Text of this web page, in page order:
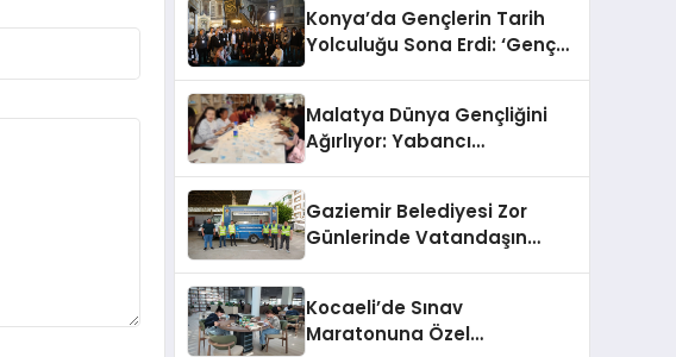
Konya’da Gençlerin Tarih
Yolculuğu Sona Erdi: ‘Genç
Malatya Dünya Gençliğini
Ağırlıyor: Yabancı
Gaziemir Belediyesi Zor
Günlerinde Vatandaşın
Kocaeli’de Sınav
Maratonuna Özel